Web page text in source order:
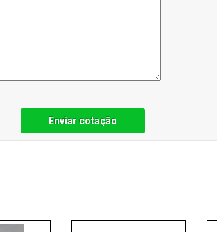
Enviar cotação